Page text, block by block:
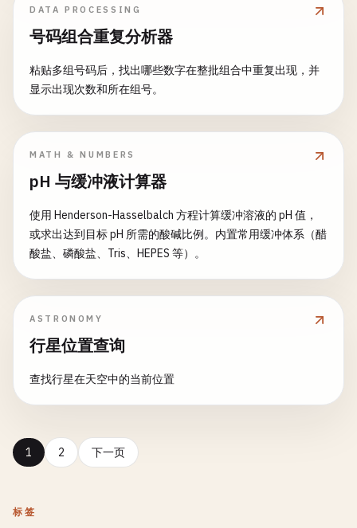
DATA PROCESSING
号码组合重复分析器
粘贴多组号码后，找出哪些数字在整批组合中重复出现，并
显示出现次数和所在组号。
MATH & NUMBERS
pH 与缓冲液计算器
使用 Henderson-Hasselbalch 方程计算缓冲溶液的 pH 值，
或求出达到目标 pH 所需的酸碱比例。内置常用缓冲体系（醋
酸盐、磷酸盐、Tris、HEPES 等）。
ASTRONOMY
行星位置查询
查找行星在天空中的当前位置
1 2 下一页
标签